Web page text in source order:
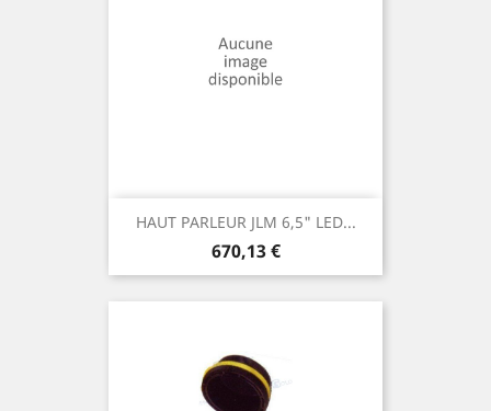
HAUT PARLEUR JLM 6,5" LED...
Prix
670,13 €